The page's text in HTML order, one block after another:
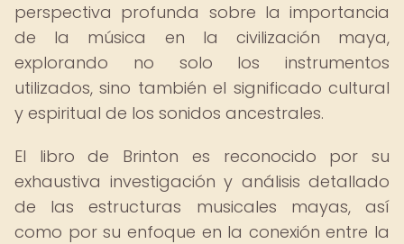
perspectiva profunda sobre la importancia
de la música en la civilización maya,
explorando no solo los instrumentos
utilizados, sino también el significado cultural
y espiritual de los sonidos ancestrales.
El libro de Brinton es reconocido por su
exhaustiva investigación y análisis detallado
de las estructuras musicales mayas, así
como por su enfoque en la conexión entre la